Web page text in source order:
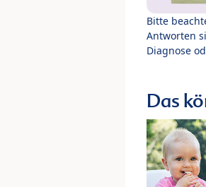
Bitte
Antworten
Diagnose
Das